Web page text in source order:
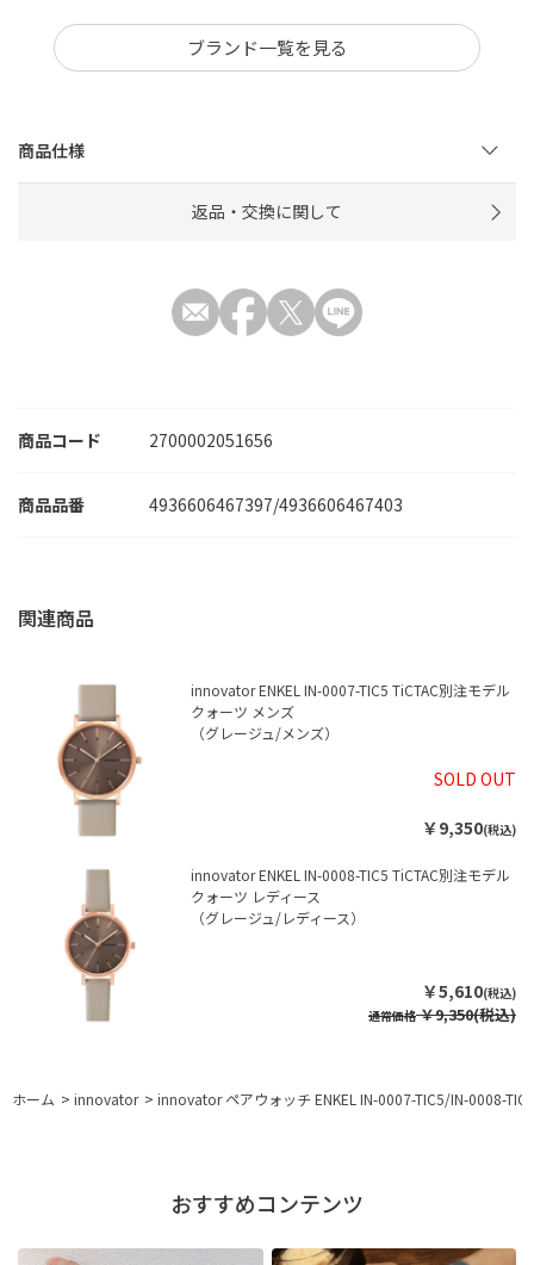
商品コード 2700002051656
4936606467397/4936606467403
ブランド一覧を見る
商品仕様
返品・交換に関して
SOLD OUT
innovator ENKEL IN-0007-TIC5 TiCTAC別注モデル
クォーツ メンズ
（グレージュ/メンズ）
￥9,350(税込)
innovator ENKEL IN-0008-TIC5 TiCTAC別注モデル
クォーツ レディース
（グレージュ/レディース）
￥5,610(税込)
通常価格￥9,350(税込)
ホーム > innovator > innovator ペアウォッチ ENKEL IN-0007-TIC5/IN-0008-
おすすめコンテンツ